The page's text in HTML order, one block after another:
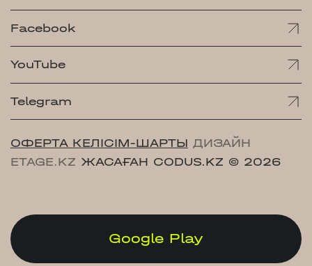
Facebook
YouTube
Telegram
ОФЕРТА КЕЛІСІМ-ШАРТЫ ДИЗАЙН
ETAGE.KZ ЖАСАҒАН CODUS.KZ © 2026
Google Play